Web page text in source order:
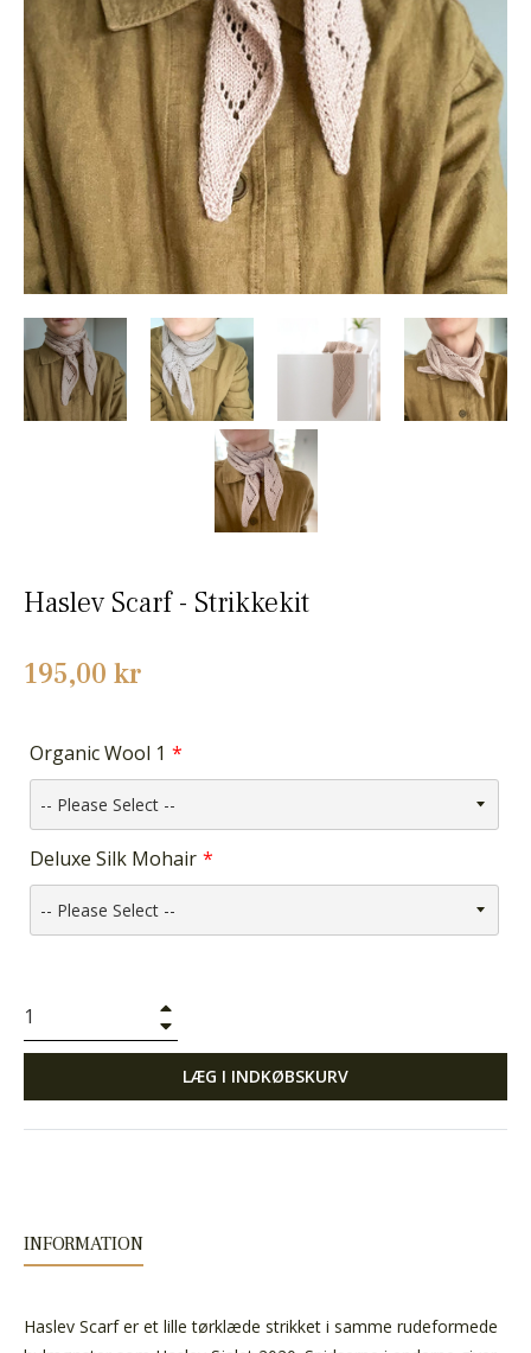
Haslev Scarf - Strikkekit
Normalpris
195,00 kr
Organic Wool 1
Deluxe Silk Mohair
LÆG I INDKØBSKURV
INFORMATION
Haslev Scarf er et lille tørklæde strikket i samme rudeformede